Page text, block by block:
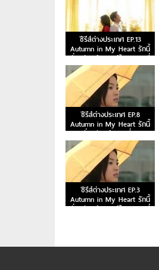
ซีรีส์ต่างประเทศ EP.13
Autumn in My Heart รักนี้
ชั่วนิรันดร์ พากย์ไทย ตอนที่
13
ซีรีส์ต่างประเทศ EP.8
Autumn in My Heart รักนี้
ชั่วนิรันดร์ ตอนที่ 8
ซีรีส์ต่างประเทศ EP.3
Autumn in My Heart รักนี้
ชั่วนิรันดร์ พากย์ไทย ตอนที่